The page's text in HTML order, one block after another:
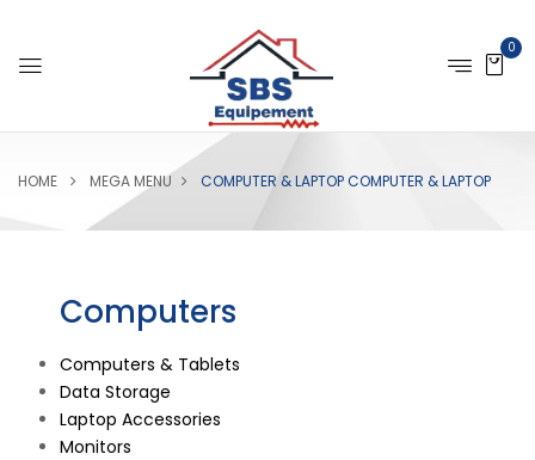
0
HOME MEGA MENU COMPUTER & LAPTOPCOMPUTER & LAPTOP
Computers
Computers & Tablets
Data Storage
Laptop Accessories
Monitors